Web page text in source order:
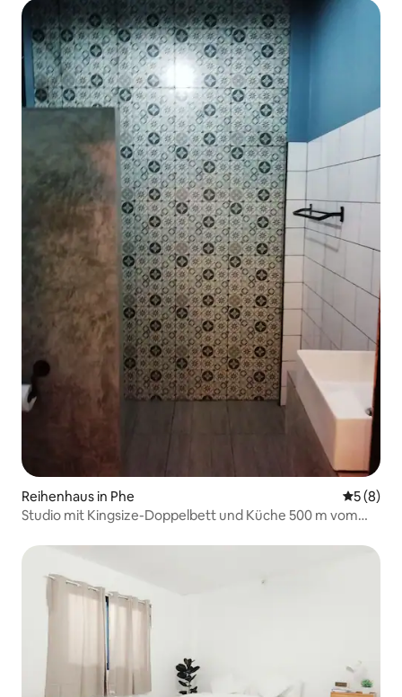
Reihenhaus in Phe
5 (8)
Studio mit Kingsize-Doppelbett und Küche 500 m vom